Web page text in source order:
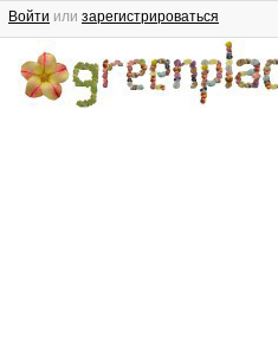
Войти или зарегистрироваться